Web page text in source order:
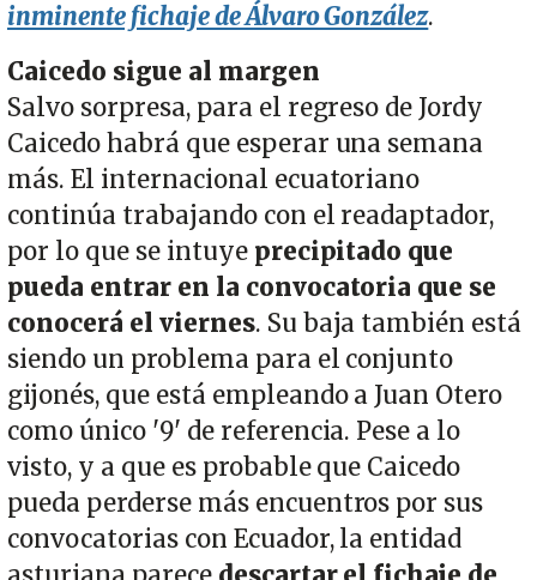
inminente fichaje de Álvaro González.
Caicedo sigue al margen
Salvo sorpresa, para el regreso de Jordy
Caicedo habrá que esperar una semana
más. El internacional ecuatoriano
continúa trabajando con el readaptador,
por lo que se intuye precipitado que
pueda entrar en la convocatoria que se
conocerá el viernes. Su baja también está
siendo un problema para el conjunto
gijonés, que está empleando a Juan Otero
como único '9' de referencia. Pese a lo
visto, y a que es probable que Caicedo
pueda perderse más encuentros por sus
convocatorias con Ecuador, la entidad